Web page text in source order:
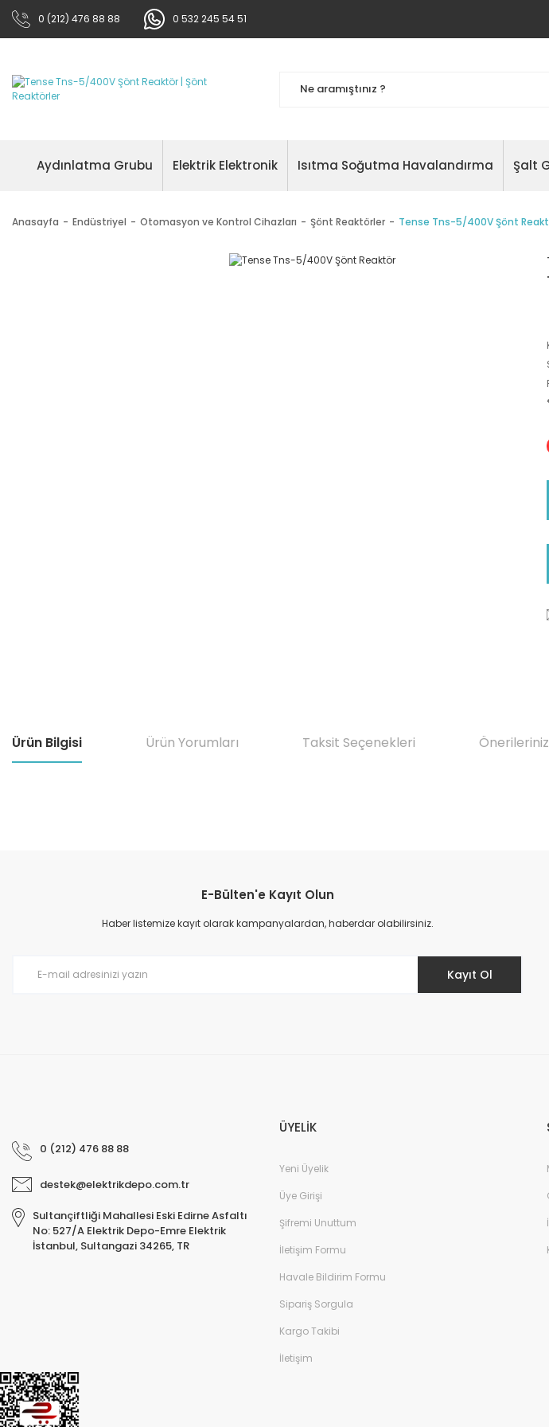
0 (212) 476 88 88 0 532 245 54 51
Aydınlatma Grubu Elektrik Elektronik Isıtma Soğutma Havalandırma Şalt
Anasayfa Endüstriyel Otomasyon ve Kontrol Cihazları Şönt Reaktörler Tense Tns-5/400V Şönt
Ürün Bilgisi Ürün Yorumları Taksit Seçenekleri Önerileriniz
Ürün resmi kalitesiz, bozuk veya görüntülenemiyor.
Ürün açıklamasında eksik bilgiler bulunuyor.
E-Bülten'e Kayıt Olun
Haber listemize kayıt olarak kampanyalardan, haberdar olabilirsiniz.
Kayıt Ol
0 (212) 476 88 88
destek@elektrikdepo.com.tr
Sultançiftliği Mahallesi Eski Edirne Asfaltı
No: 527/A Elektrik Depo-Emre Elektrik
İstanbul, Sultangazi 34265, TR
ÜYELİK
Yeni Üyelik
Üye Girişi
Şifremi Unuttum
İletişim Formu
Havale Bildirim Formu
Sipariş Sorgula
Kargo Takibi
İletişim